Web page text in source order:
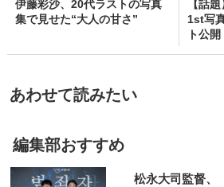
伊藤彩沙、20代ラストの写真
集で見せた“大人の甘さ”
【話
1st写
ト公開
あわせて読みたい
編集部おすすめ
松永大司監督、